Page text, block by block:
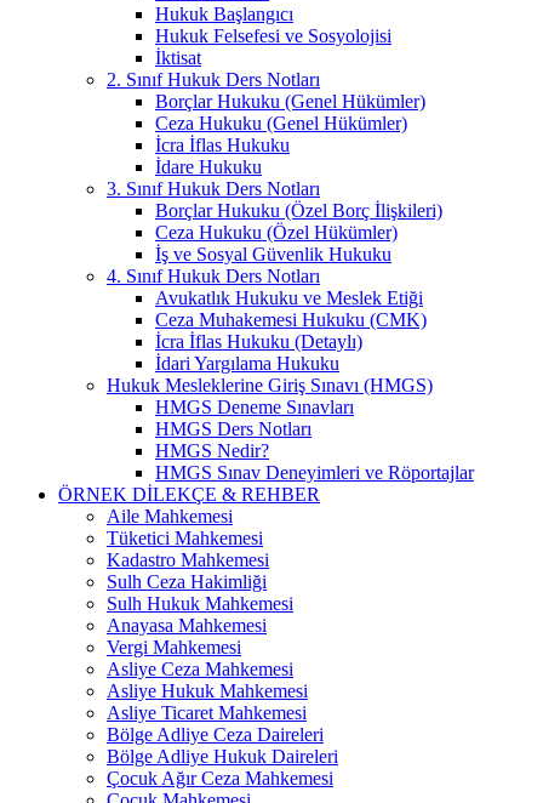
Hukuk Başlangıcı
Hukuk Felsefesi ve Sosyolojisi
İktisat
2. Sınıf Hukuk Ders Notları
Borçlar Hukuku (Genel Hükümler)
Ceza Hukuku (Genel Hükümler)
İcra İflas Hukuku
İdare Hukuku
3. Sınıf Hukuk Ders Notları
Borçlar Hukuku (Özel Borç İlişkileri)
Ceza Hukuku (Özel Hükümler)
İş ve Sosyal Güvenlik Hukuku
4. Sınıf Hukuk Ders Notları
Avukatlık Hukuku ve Meslek Etiği
Ceza Muhakemesi Hukuku (CMK)
İcra İflas Hukuku (Detaylı)
İdari Yargılama Hukuku
Hukuk Mesleklerine Giriş Sınavı (HMGS)
HMGS Deneme Sınavları
HMGS Ders Notları
HMGS Nedir?
HMGS Sınav Deneyimleri ve Röportajlar
ÖRNEK DILEKÇE & REHBER
Aile Mahkemesi
Tüketici Mahkemesi
Kadastro Mahkemesi
Sulh Ceza Hakimliği
Sulh Hukuk Mahkemesi
Anayasa Mahkemesi
Vergi Mahkemesi
Asliye Ceza Mahkemesi
Asliye Hukuk Mahkemesi
Asliye Ticaret Mahkemesi
Bölge Adliye Ceza Daireleri
Bölge Adliye Hukuk Daireleri
Çocuk Ağır Ceza Mahkemesi